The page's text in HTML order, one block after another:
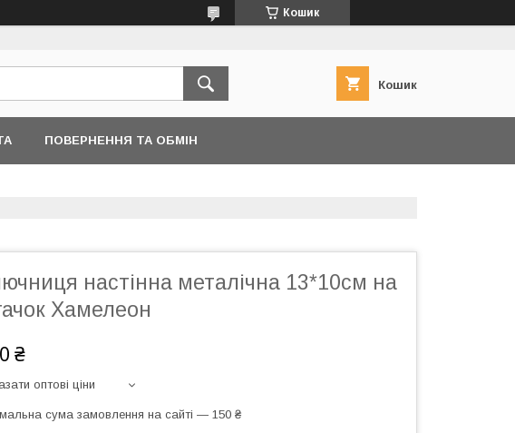
Кошик
Кошик
ПОВЕРНЕННЯ ТА ОБМІН
настінна металічна 13*10см на
Хамелеон
₴
оптові ціни
сума замовлення на сайті — 150 ₴